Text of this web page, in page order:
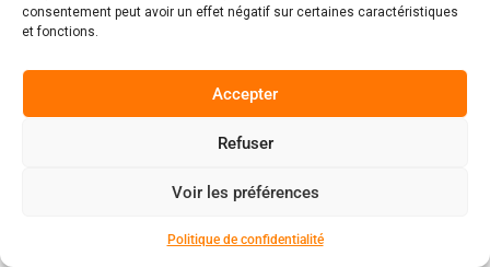
consentement peut avoir un effet négatif sur certaines caractéristiques
et fonctions.
Accepter
Refuser
Voir les préférences
Politique de confidentialité
Gathering, offrant une protection
son matériau Xenoskin résistant
2 3 4 5